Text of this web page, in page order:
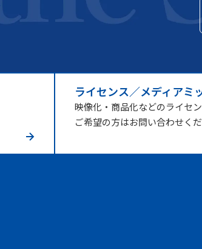
ライセンス／メディアミ
映像化・商品化などのライセ
ご希望の方はお問い合わせくだ